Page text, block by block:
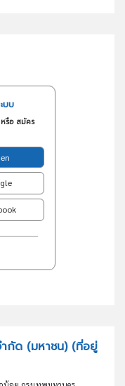
บบ
รือ สมัคร
กัด (มหาชน) (ที่อยู่